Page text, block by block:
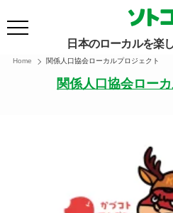
日本のローカルを楽
Home 関係人口協会ローカルプロジェクト
関係人口協会ロー